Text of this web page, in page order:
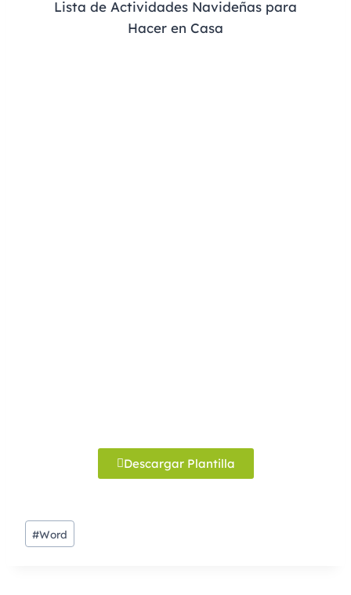
Lista de Actividades Navideñas para
Hacer en Casa
Descargar Plantilla
#Word